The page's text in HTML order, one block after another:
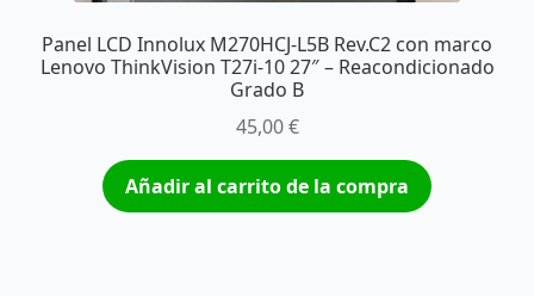
Panel LCD Innolux M270HCJ-L5B Rev.C2 con marco
Lenovo ThinkVision T27i-10 27″ – Reacondicionado
Grado B
45,00€
Añadir al carrito de la compra